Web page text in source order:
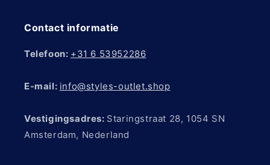
Contact informatie
Telefoon: +31 6 53952286
E-mail: info@styles-outlet.shop
Vestigingsadres: Staringstraat 28, 1054 SN
Amsterdam, Nederland